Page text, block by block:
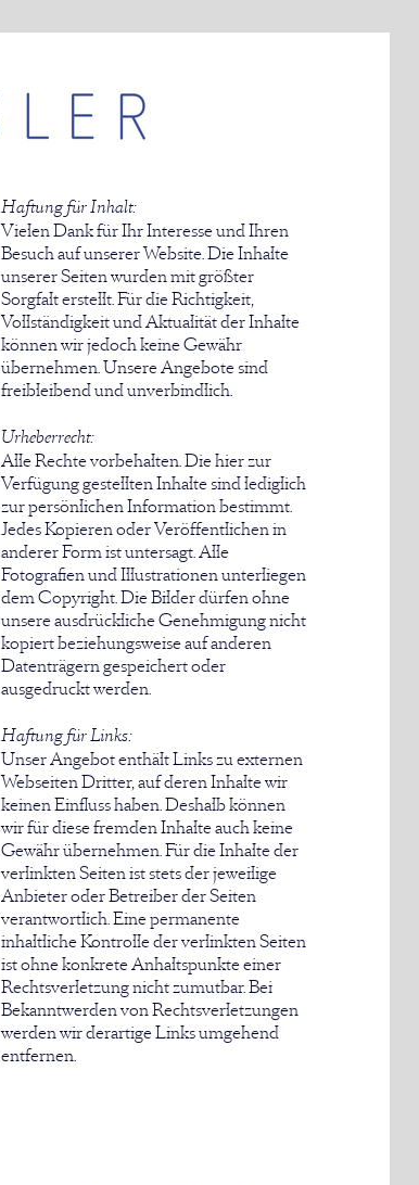
Haftung für Inhalt:
Vielen Dank für Ihr Interesse und Ihren
Besuch auf unserer Website. Die Inhalte
unserer Seiten wurden mit größter
Sorgfalt erstellt. Für die Richtigkeit,
Vollständigkeit und Aktualität der Inhalte
können wir jedoch keine Gewähr
übernehmen. Unsere Angebote sind
freibleibend und unverbindlich.
Urheberrecht:
Alle Rechte vorbehalten. Die hier zur
Verfügung gestellten Inhalte sind lediglich
zur persönlichen Information bestimmt.
Jedes Kopieren oder Veröffentlichen in
anderer Form ist untersagt. Alle
Fotografien und Illustrationen unterliegen
dem Copyright. Die Bilder dürfen ohne
unsere ausdrückliche Genehmigung nicht
kopiert beziehungsweise auf anderen
Datenträgern gespeichert oder
ausgedruckt werden.
Haftung für Links:
Unser Angebot enthält Links zu externen
Webseiten Dritter, auf deren Inhalte wir
keinen Einfluss haben. Deshalb können
wir für diese fremden Inhalte auch keine
Gewähr übernehmen. Für die Inhalte der
verlinkten Seiten ist stets der jeweilige
Anbieter oder Betreiber der Seiten
verantwortlich. Eine permanente
inhaltliche Kontrolle der verlinkten Seiten
ist ohne konkrete Anhaltspunkte einer
Rechtsverletzung nicht zumutbar. Bei
Bekanntwerden von Rechtsverletzungen
werden wir derartige Links umgehend
entfernen.